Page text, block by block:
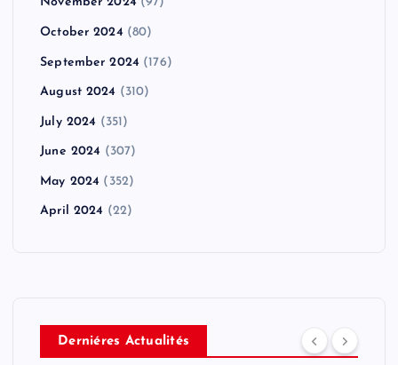
November 2024 (97)
October 2024 (80)
September 2024 (176)
August 2024 (310)
July 2024 (351)
June 2024 (307)
May 2024 (352)
April 2024 (22)
Derniéres Actualités